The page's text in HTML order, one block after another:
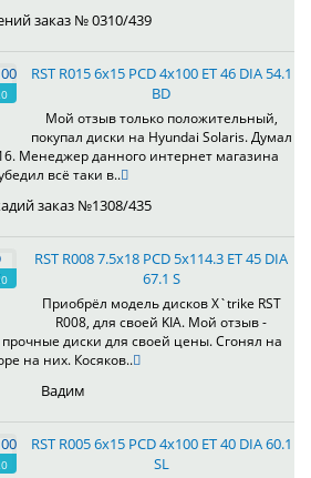
заказ № 0310/439
RST R015 6x15 PCD 4x100 ET 46 DIA 54.1
BD
Мой отзыв только положительный,
покупал диски на Hyundai Solaris. Думал
Менеджер данного интернет магазина
всё таки в..
заказ №1308/435
RST R008 7.5x18 PCD 5x114.3 ET 45 DIA
67.1 S
Приобрёл модель дисков X`trike RST
R008, для своей KIA. Мой отзыв -
диски для своей цены. Сгонял на
на них. Косяков..
Вадим
RST R005 6x15 PCD 4x100 ET 40 DIA 60.1
SL